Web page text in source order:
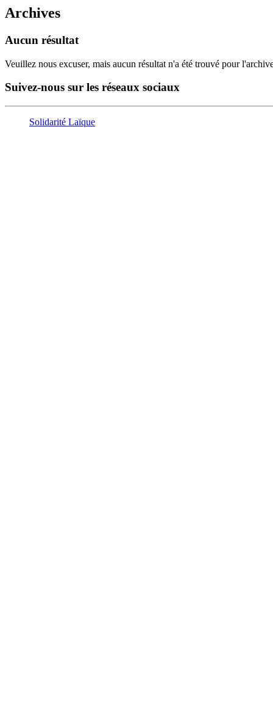
Archives
Aucun résultat
Veuillez nous excuser, mais aucun résultat n'a été trouvé pour
Suivez-nous sur les réseaux sociaux
Solidarité Laïque